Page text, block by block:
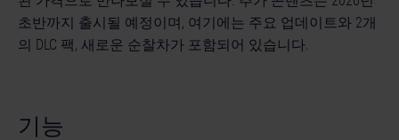
초반까지 출시될 예정이며, 여기에는 주요 업데이트와 2개
의 DLC 팩, 새로운 순찰차가 포함되어 있습니다.
기능